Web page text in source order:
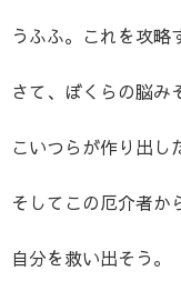
うふふ。これを攻略
さて、ぼくらの脳み
こいつらが作り出し
そしてこの厄介者か
自分を救い出そう。